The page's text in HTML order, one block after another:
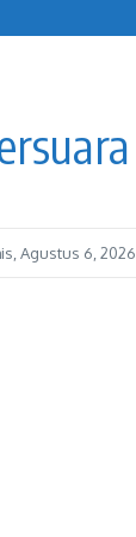
Agustus 6, 2026